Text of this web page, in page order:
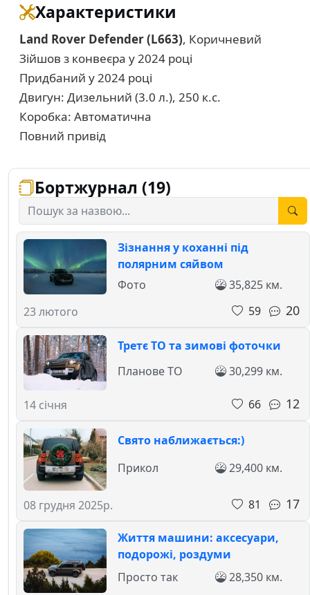
Характеристики
Land Rover Defender (L663), Коричневий
Зійшов з конвеєра у 2024 році
Придбаний у 2024 році
Двигун: Дизельний (3.0 л.), 250 к.с.
Коробка: Автоматична
Повний привід
Бортжурнал (19)
Зізнання у коханні під
полярним сяйвом
23 лютого
Фото
35,825 км.
59
20
Третє ТО та зимові фоточки
14 січня
Планове ТО 30,299 км.
66 12
Свято наближається:)
08 грудня 2025р.
Прикол 29,400 км.
81 17
Життя машини: аксесуари,
подорожі, роздуми
Просто так
28,350 км.